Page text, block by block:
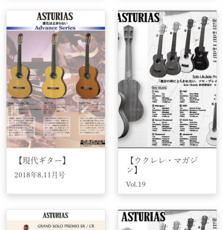
【現代ギター】
2018年8,11月号
【ウクレレ・マガジ
ン】
Vol.19